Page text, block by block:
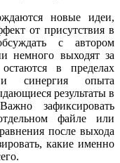
новые идеи,
от присутствия в
с автором
немного выходят за
в пределах
синергия опыта
результаты в
зафиксировать
файле или
после выхода
какие именно